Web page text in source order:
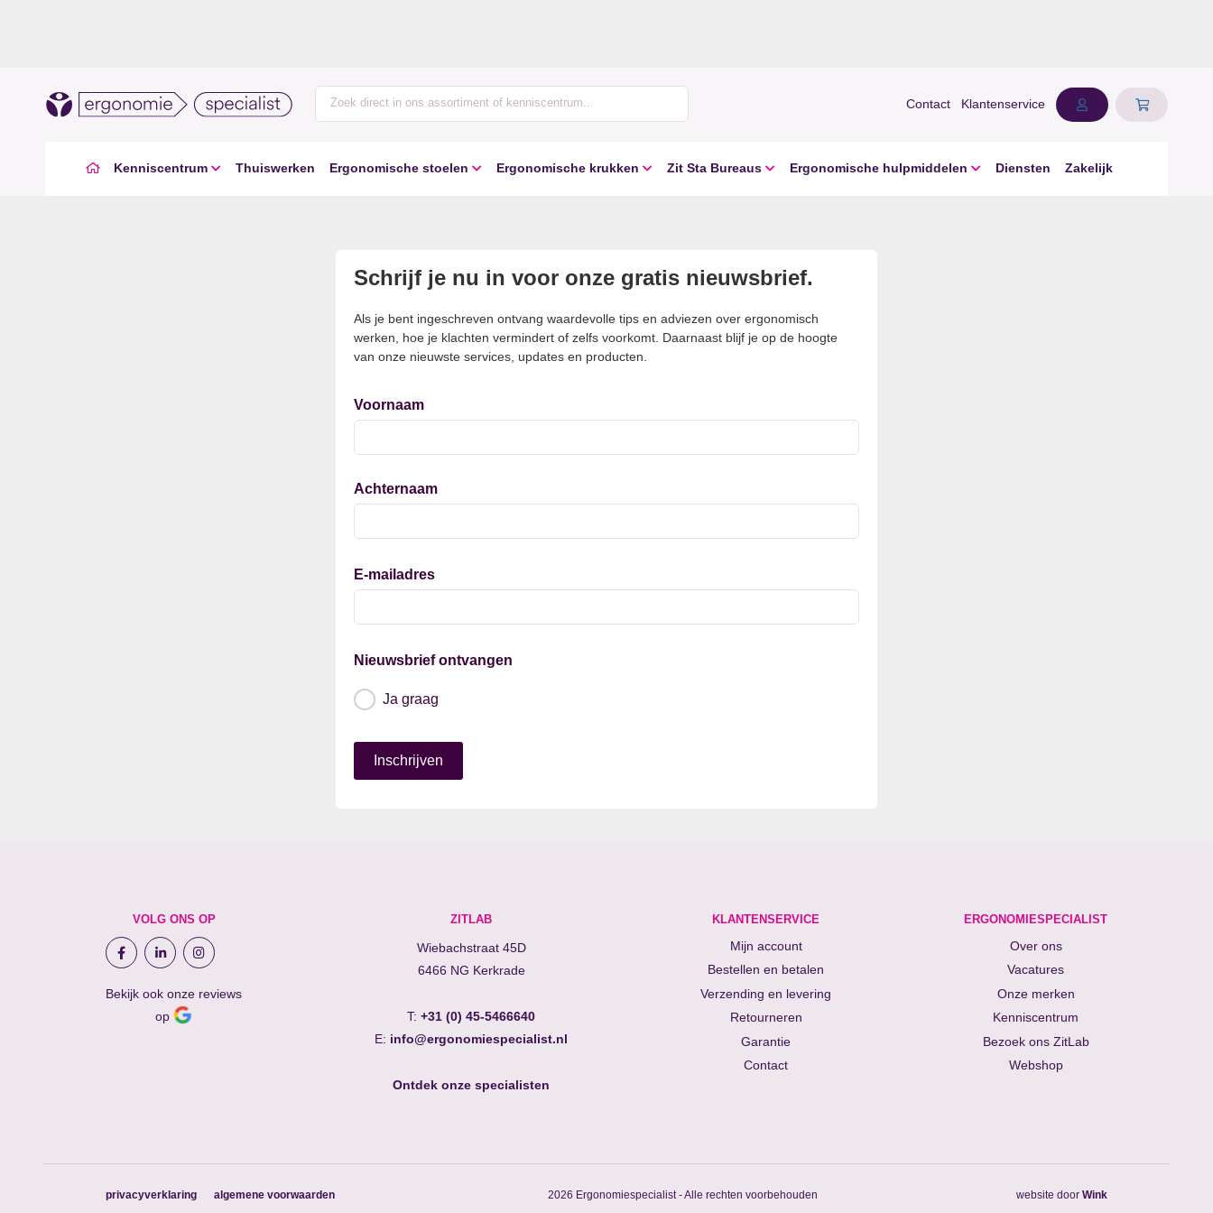
Contact Klantenservice
Kenniscentrum Thuiswerken Ergonomische stoelen Ergonomische krukken Zit Sta Bureaus Ergonomische hulpmiddelen Diensten Zakelijk
Schrijf je nu in voor onze gratis nieuwsbrief.
Als je bent ingeschreven ontvang waardevolle tips en adviezen over ergonomisch
werken, hoe je klachten vermindert of zelfs voorkomt. Daarnaast blijf je op de hoogte
van onze nieuwste services, updates en producten.
Voornaam
Achternaam
E-mailadres
Nieuwsbrief ontvangen
Ja graag
VOLG ONS OP
Bekijk ook onze reviews
op
ZITLAB
Wiebachstraat 45D
6466 NG Kerkrade
T: +31 (0) 45-5466640
E: info@ergonomiespecialist.nl
Ontdek onze specialisten
KLANTENSERVICE
Mijn account
Bestellen en betalen
Verzending en levering
Retourneren
Garantie
Contact
ERGONOMIESPECIALIST
Over ons
Vacatures
Onze merken
Kenniscentrum
Bezoek ons ZitLab
Webshop
privacyverklaring algemene voorwaarden 2026 Ergonomiespecialist - Alle rechten voorbehouden website door Wink